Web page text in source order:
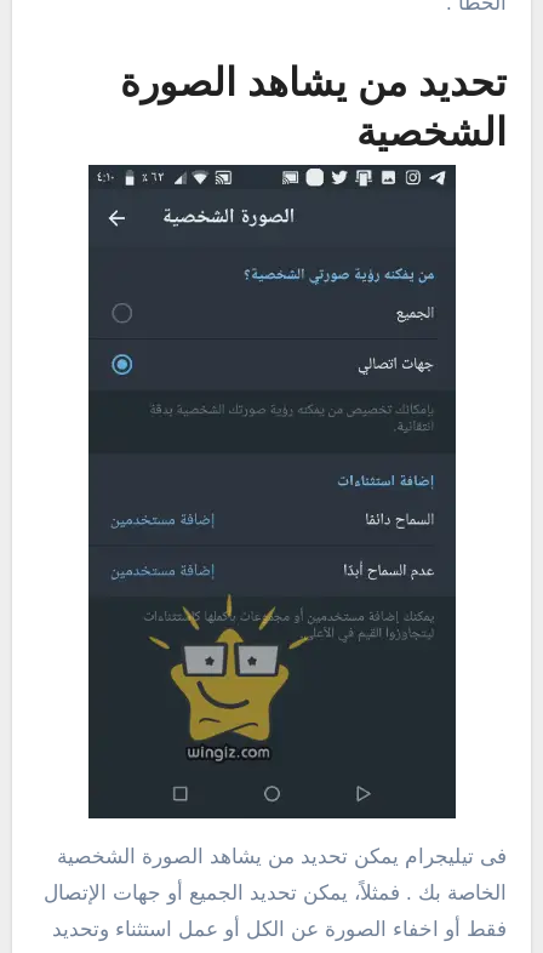
تحديد من يشاهد الصورة
الشخصية
فى تيليجرام يمكن تحديد من يشاهد الصورة الشخصية
الخاصة بك . فمثلاً، يمكن تحديد الجميع أو جهات الإتصال
فقط أو اخفاء الصورة عن الكل أو عمل استثناء وتحديد